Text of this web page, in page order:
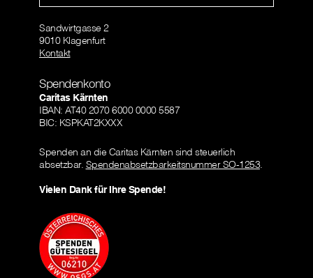
Sandwirtgasse 2
9010 Klagenfurt
Kontakt
Spendenkonto
Caritas Kärnten
IBAN: AT40 2070 6000 0000 5587
BIC: KSPKAT2KXXX
Spenden an die Caritas Kärnten sind steuerlich
absetzbar. Spendenabsetzbarkeitsnummer SO-1253.
Vielen Dank für Ihre Spende!